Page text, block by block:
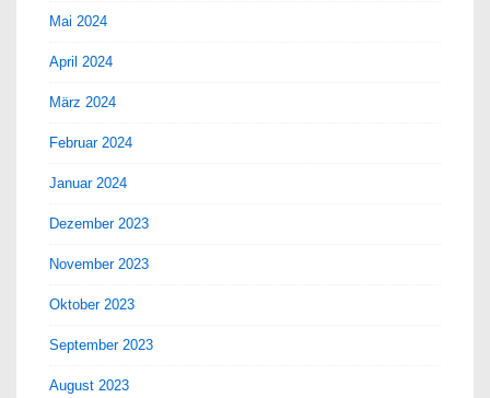
Mai 2024
April 2024
März 2024
Februar 2024
Januar 2024
Dezember 2023
November 2023
Oktober 2023
September 2023
August 2023